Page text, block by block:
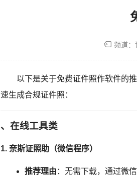
频道：
以下是关于免费证件照作软件的
速生成合规证件照：
、在线工具类
1. 奈斯证照助（微信程序）
推荐理由 ：无需下载，通过微